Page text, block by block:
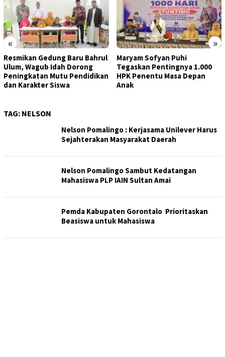
« »
Resmikan Gedung Baru Bahrul
Ulum, Wagub Idah Dorong
Peningkatan Mutu Pendidikan
dan Karakter Siswa
Maryam Sofyan Puhi
Tegaskan Pentingnya 1.000
HPK Penentu Masa Depan
Anak
TAG: NELSON
Nelson Pomalingo : Kerjasama Unilever Harus
Sejahterakan Masyarakat Daerah
Nelson Pomalingo Sambut Kedatangan
Mahasiswa PLP IAIN Sultan Amai
Pemda Kabupaten Gorontalo Prioritaskan
Beasiswa untuk Mahasiswa